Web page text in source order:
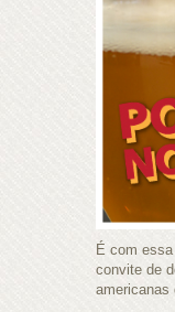
É com
convite de
americanas